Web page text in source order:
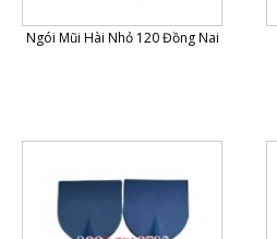
Ngói Mũi Hài Nhỏ 120 Đồng Nai